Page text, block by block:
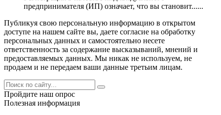
предпринимателя (ИП) означает, что вы становит......
Публикуя свою персональную информацию в открытом
доступе на нашем сайте вы, даете согласие на обработку
персональных данных и самостоятельно несете
ответственность за содержание высказываний, мнений и
предоставляемых данных. Мы никак не используем, не
продаем и не передаем ваши данные третьим лицам.
Пройдите наш опрос
Полезная информация